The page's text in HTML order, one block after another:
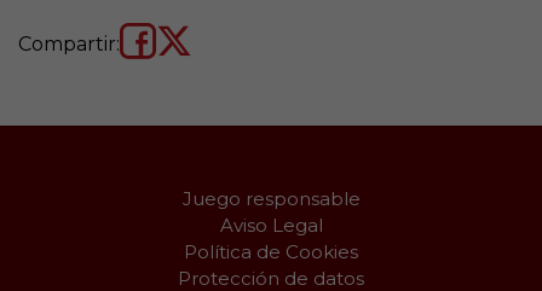
Compartir:
Juego responsable
Aviso Legal
Política de Cookies
Protección de datos